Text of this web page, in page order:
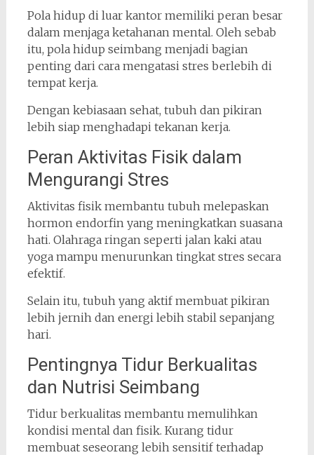
Pola hidup di luar kantor memiliki peran besar
dalam menjaga ketahanan mental. Oleh sebab
itu, pola hidup seimbang menjadi bagian
penting dari cara mengatasi stres berlebih di
tempat kerja.
Dengan kebiasaan sehat, tubuh dan pikiran
lebih siap menghadapi tekanan kerja.
Peran Aktivitas Fisik dalam
Mengurangi Stres
Aktivitas fisik membantu tubuh melepaskan
hormon endorfin yang meningkatkan suasana
hati. Olahraga ringan seperti jalan kaki atau
yoga mampu menurunkan tingkat stres secara
efektif.
Selain itu, tubuh yang aktif membuat pikiran
lebih jernih dan energi lebih stabil sepanjang
hari.
Pentingnya Tidur Berkualitas
dan Nutrisi Seimbang
Tidur berkualitas membantu memulihkan
kondisi mental dan fisik. Kurang tidur
membuat seseorang lebih sensitif terhadap